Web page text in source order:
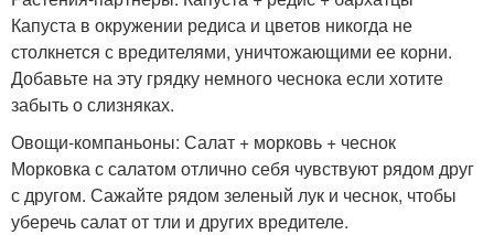
Капуста в окружении редиса и цветов никогда не
столкнется с вредителями, уничтожающими ее корни.
Добавьте на эту грядку немного чеснока если хотите
забыть о слизняках.
Овощи-компаньоны: Салат + морковь + чеснок
Морковка с салатом отлично себя чувствуют рядом друг
с другом. Сажайте рядом зеленый лук и чеснок, чтобы
уберечь салат от тли и других вредителе.